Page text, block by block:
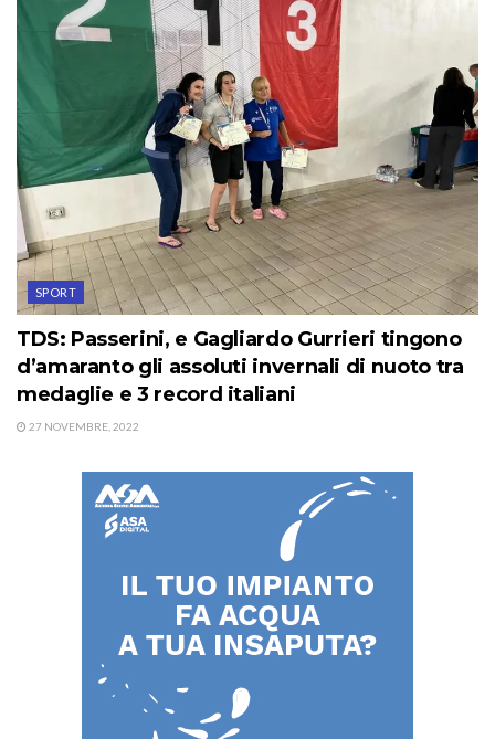
SPORT
TDS: Passerini, e Gagliardo Gurrieri tingono
d’amaranto gli assoluti invernali di nuoto tra
medaglie e 3 record italiani
27 NOVEMBRE, 2022